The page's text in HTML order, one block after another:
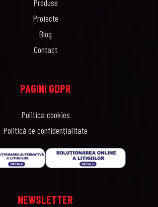
Produse
Proiecte
Blog
Contact
PAGINI GDPR
Politica cookies
Politică de confidențialitate
NEWSLETTER